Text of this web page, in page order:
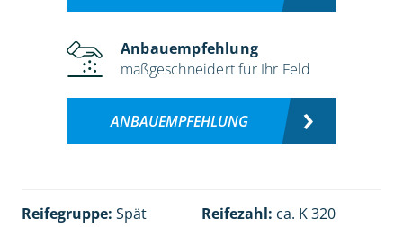
Anbauempfehlung
maßgeschneidert für Ihr Feld
ANBAUEMPFEHLUNG
Reifegruppe: Spät Reifezahl: ca. K 320